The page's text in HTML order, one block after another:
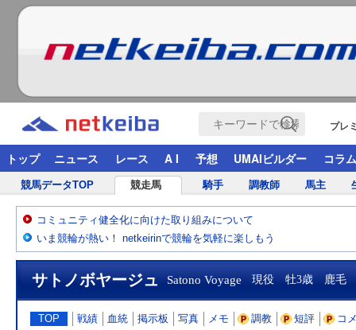
プレ
トップ ニュース レース A I 予想 UMAIビルダー コラム
競馬データTOP 競走馬 騎手 調教師 馬主
コミュニティ健全化に向けた取り組みについて
いま競輪が熱い！ netkeirinで競輪を気軽に楽しもう
サトノボヤージュ Satono Voyage 現役 牡3歳 鹿毛
TOP 戦績 血統 掲示板 写真 メモ 調教 短評 コ